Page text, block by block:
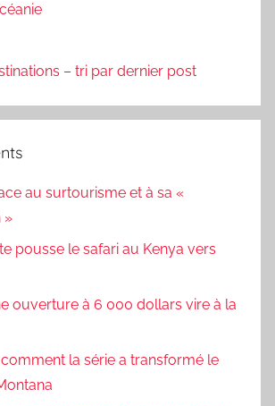
– tri par dernier post
au surtourisme et à sa «
»
pousse le safari au Kenya vers
ouverture à 6 000 dollars vire à la
la série a transformé le